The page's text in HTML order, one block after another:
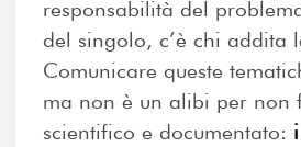
responsabilità del
del singolo, c’è chi addita
Comunicare queste
ma non è un alibi per non
scientifico e documentato: